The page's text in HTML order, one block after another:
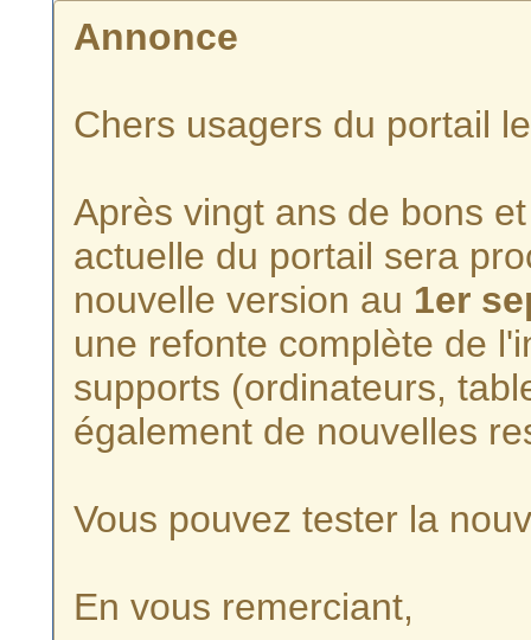
Annonce
Chers usagers du portail
Après vingt ans de bons
actuelle du portail sera
nouvelle version au 1er
une refonte complète de
supports (ordinateurs,
également de nouvelles
Vous pouvez tester la
En vous remerciant,